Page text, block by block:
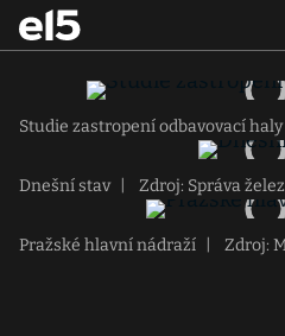
Studie zastropení odbavovací haly
Dnešní stav Zdroj: Správa
Pražské hlavní nádraží Zdroj: